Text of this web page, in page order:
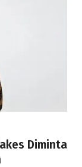
Diminta